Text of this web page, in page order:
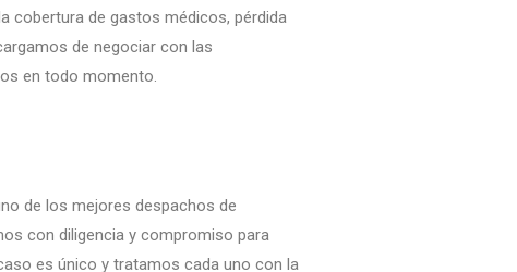
cobertura de gastos médicos, pérdida
de negociar con las
en todo momento.
de los mejores despachos de
con diligencia y compromiso para
es único y tratamos cada uno con la